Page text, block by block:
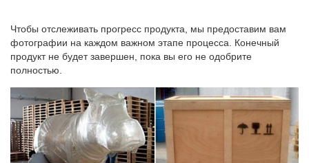
Чтобы отслеживать прогресс продукта, мы предоставим вам
фотографии на каждом важном этапе процесса. Конечный
продукт не будет завершен, пока вы его не одобрите
полностью.